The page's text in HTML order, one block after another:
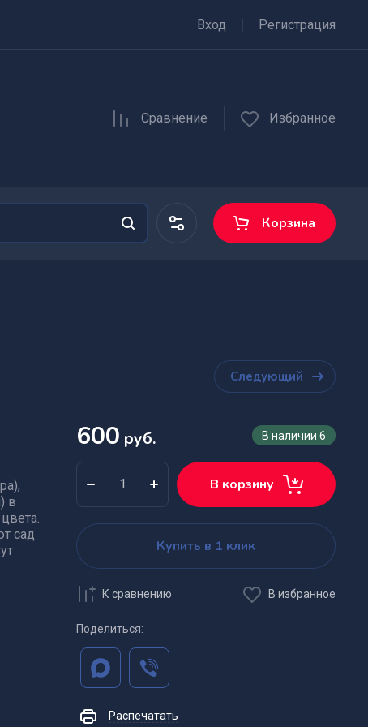
Вход Регистрация
Сравнение Избранное
Корзина
Следующий
в
сад
В наличии 6
600 руб.
В корзину
Купить в 1 клик
К сравнению В избранное
Поделиться:
Распечатать